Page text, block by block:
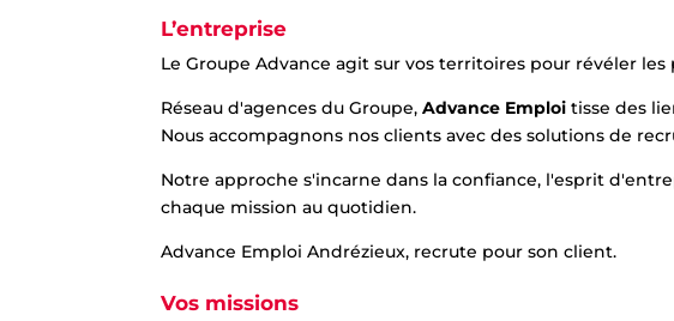
L’entreprise
Le Groupe Advance agit sur vos territoires pour révéler
Réseau d'agences du Groupe,Advance Emploitisse des
Nous accompagnons nos clients avec des solutions de
Notre approche s'incarne dans la confiance, l'esprit
chaque mission au quotidien.
Advance Emploi Andrézieux, recrute pour son client.
Vos missions